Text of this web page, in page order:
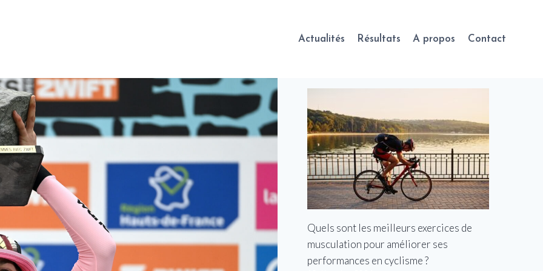
Actualités Résultats A propos Contact
Quels sont les meilleurs exercices de
musculation pour améliorer ses
performances en cyclisme ?